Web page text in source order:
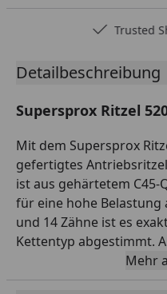
Trusted
Detailbeschreibung
Supersprox Ritzel
Mit dem Supersprox
gefertigtes
ist aus gehärtetem
für eine hohe Belastung
und 14 Zähne ist es
Kettentyp abgestimmt.
bildet es zusammen mit
perfekt abgestimmten
Mehr